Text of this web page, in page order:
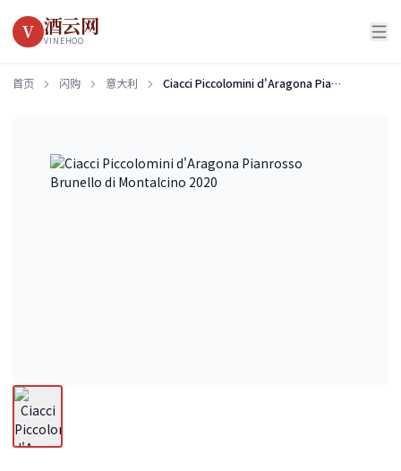
V 酒云网
VINEHOO
首页 闪购 意大利 Ciacci Piccolomini d'Aragona Pianrosso Brunello di Montalcino 2020